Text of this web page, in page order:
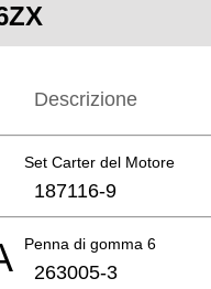
Descrizione
Set Carter del Motore
187116-9
Penna di gomma 6
263005-3